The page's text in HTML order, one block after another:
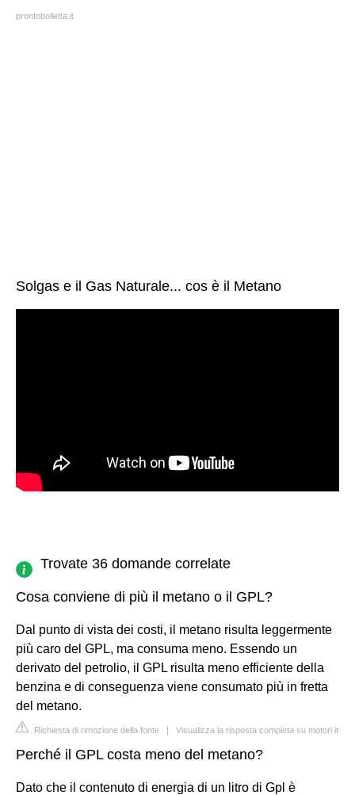
prontobolletta.it
Solgas e il Gas Naturale... cos è il Metano
Trovate 36 domande correlate
Cosa conviene di più il metano o il GPL?
Dal punto di vista dei costi, il metano risulta leggermente
più caro del GPL, ma consuma meno. Essendo un
derivato del petrolio, il GPL risulta meno efficiente della
benzina e di conseguenza viene consumato più in fretta
del metano.
Richiesta di rimozione della fonte | Visualizza la risposta completa su motori.it
Perché il GPL costa meno del metano?
Dato che il contenuto di energia di un litro di Gpl è